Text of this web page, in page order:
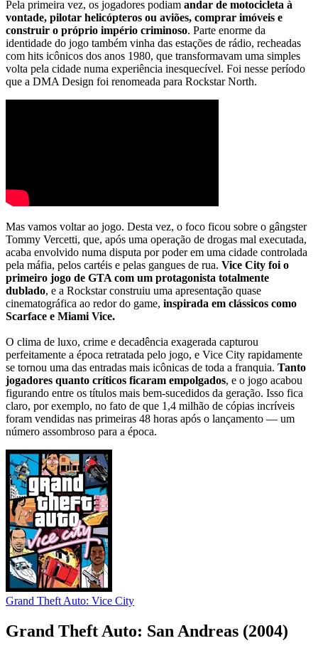
Pela primeira vez, os jogadores podiam andar de motocicleta à
vontade, pilotar helicópteros ou aviões, comprar imóveis e
construir o próprio império criminoso. Parte enorme da
identidade do jogo também vinha das estações de rádio, recheadas
com hits icônicos dos anos 1980, que transformavam uma simples
volta pela cidade numa experiência inesquecível. Foi nesse período
que a DMA Design foi renomeada para Rockstar North.
Mas vamos voltar ao jogo. Desta vez, o foco ficou sobre o gângster
Tommy Vercetti, que, após uma operação de drogas mal executada,
acaba envolvido numa disputa por poder em uma cidade controlada
pela máfia, pelos cartéis e pelas gangues de rua. Vice City foi o
primeiro jogo de GTA com um protagonista totalmente
dublado, e a Rockstar construiu uma apresentação quase
cinematográfica ao redor do game, inspirada em clássicos como
Scarface e Miami Vice.
O clima de luxo, crime e decadência exagerada capturou
perfeitamente a época retratada pelo jogo, e Vice City rapidamente
se tornou uma das entradas mais icônicas de toda a franquia. Tanto
jogadores quanto críticos ficaram empolgados, e o jogo acabou
figurando entre os títulos mais bem-sucedidos da geração. Isso fica
claro, por exemplo, no fato de que 1,4 milhão de cópias incríveis
foram vendidas nas primeiras 48 horas após o lançamento — um
número assombroso para a época.
Grand Theft Auto: Vice City
Grand Theft Auto: San Andreas (2004)